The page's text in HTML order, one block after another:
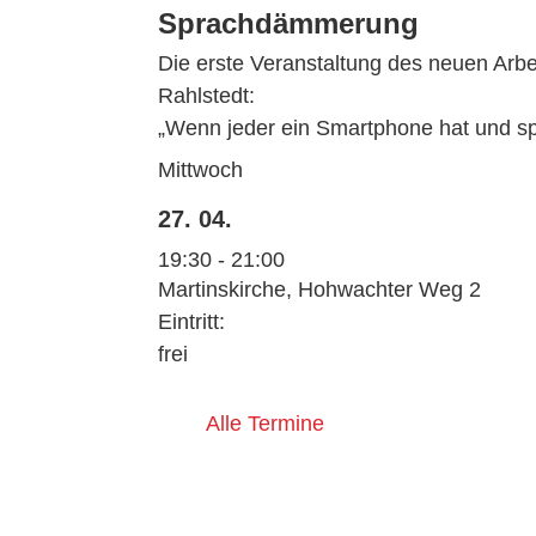
Sprachdämmerung
Die erste Veranstaltung des neuen
Rahlstedt:
„Wenn jeder ein Smartphone hat und
Mittwoch
27. 04.
19:30 - 21:00
Martinskirche, Hohwachter Weg 2
Eintritt:
frei
Alle Termine